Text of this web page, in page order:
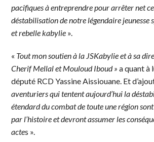
pacifiques à entreprendre pour arrêter net
déstabilisation de notre légendaire jeunesse
et rebelle kabylie ».
« Tout mon soutien à la JSKabylie et à sa
Cherif Mellal et Mouloud Iboud » a quant à
député RCD Yassine Aissiouane. Et
aventuriers qui tentent aujourd’hui la
étendard du combat de toute une région
par l’histoire et devront assumer les
actes ».